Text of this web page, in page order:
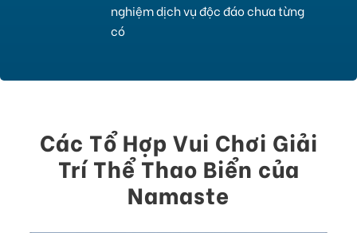
nghiệm dịch vụ độc đáo chưa từng
có
Các Tổ Hợp Vui Chơi Giải
Trí Thể Thao Biển của
Namaste